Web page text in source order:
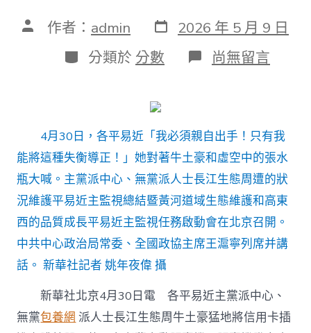
文 作者： admin 發
表
日
期
2026 年 5 月 9 日
分
類
分類於 分數 在
〈王
長
江
生
態
周
遭
的
狀
況
維
易
近
主
尚無留言
4月30日，各平易近「我必須親自出手！只有我
能將這種失衡導正！」她對著牛土豪和虛空中的張水
瓶大喊。主黨派中心、無黨派人士長江生態周遭的狀
況維護平易近主監視總結暨黃河道域生態維護和高東
西的品質成長平易近主監視任務啟動會在北京召開。
中共中心政治局常委、全國政協主席王滬寧列席并講
話。 新華社記者 姚年夜偉 攝
新華社北京4月30日電 各平易近主黨派中心、
無黨包養網 派人士長江生態周牛土豪猛地將信用卡插